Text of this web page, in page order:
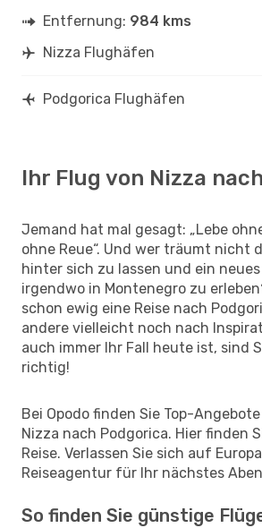
Entfernung: 984 kms
Nizza Flughäfen
Podgorica Flughäfen
Ihr Flug von Nizza
Jemand hat mal gesagt: „Lebe
ohne Reue“. Und wer träumt nicht
hinter sich zu lassen und ein
irgendwo in Montenegro zu
schon ewig eine Reise nach
andere vielleicht noch nach
auch immer Ihr Fall heute ist, sind
richtig!
Bei Opodo finden Sie Top-
Nizza nach Podgorica. Hier finden
Reise. Verlassen Sie sich auf
Reiseagentur für Ihr nächstes
So finden Sie günstige